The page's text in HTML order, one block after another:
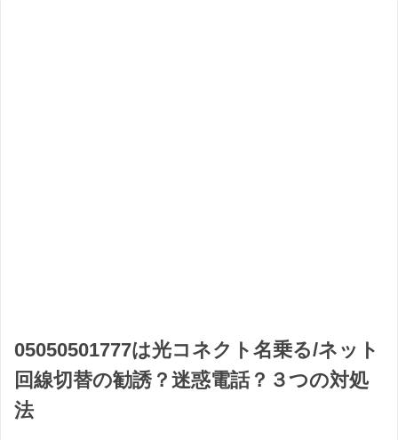
05050501777は光コネクト名乗る/ネット
回線切替の勧誘？迷惑電話？３つの対処
法